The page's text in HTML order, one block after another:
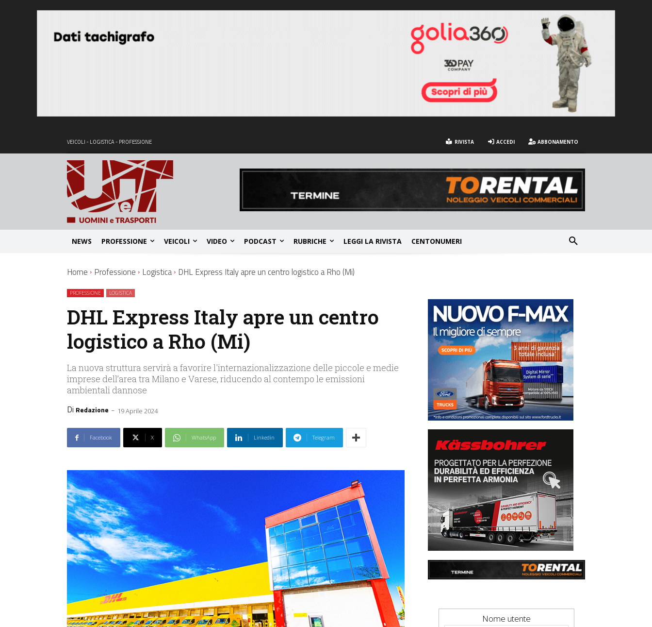
VEICOLI - LOGISTICA - PROFESSIONE RIVISTA ACCEDI ABBONAMENTO
NEWS PROFESSIONE VEICOLI VIDEO PODCAST RUBRICHE LEGGI LA RIVISTA CENTONUMERI
Home Professione Logistica DHL Express Italy apre un centro logistico a Rho (Mi)
PROFESSIONE LOGISTICA
DHL Express Italy apre un centro
logistico a Rho (Mi)
La nuova struttura servirà a favorire l'internazionalizzazione delle piccole e medie
imprese dell’area tra Milano e Varese, riducendo al contempo le emissioni
ambientali dannose
Di Redazione - 19 Aprile 2024
Facebook X WhatsApp Linkedin Telegram
Nome utente